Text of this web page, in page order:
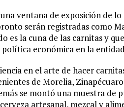
ventana de exposición de
serán registradas como
es la cuna de las carnitas y
económica en la
en el arte de hacer
de Morelia,
se montó una muestra de
artesanal, mezcal y